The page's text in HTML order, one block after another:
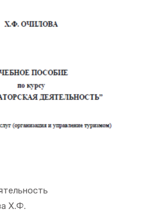
Х.Ф.
In Turizm ...